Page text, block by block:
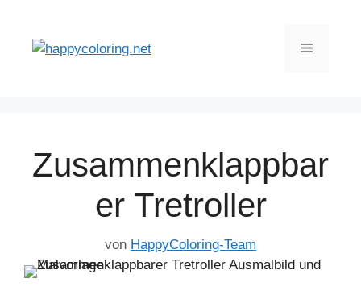
springen
Menü
Zusammenklappbar
er Tretroller
von HappyColoring-Team